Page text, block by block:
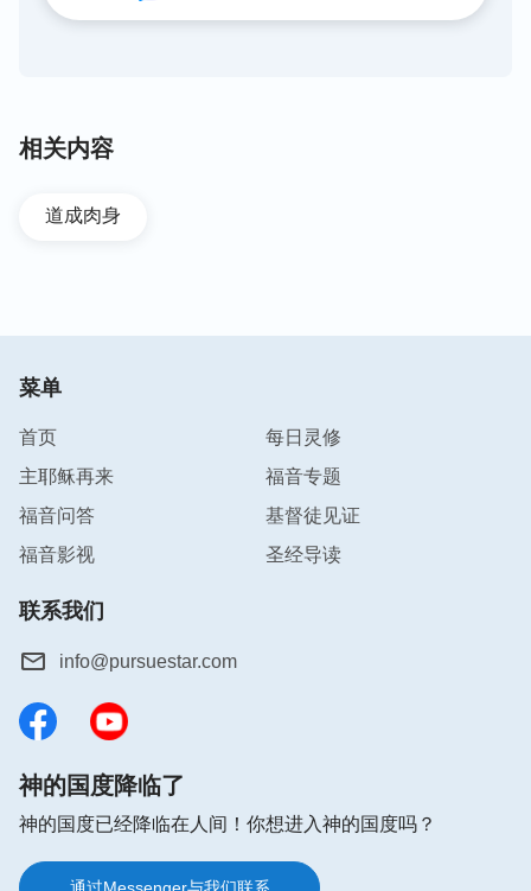
相关内容
道成肉身
菜单
首页
每日灵修
主耶稣再来
福音专题
福音问答
基督徒见证
福音影视
圣经导读
联系我们
info@pursuestar.com
神的国度降临了
神的国度已经降临在人间！你想进入神的国度吗？